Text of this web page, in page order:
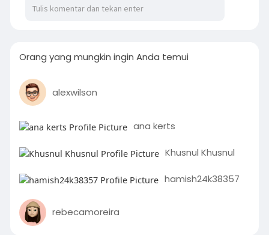
Orang yang mungkin ingin Anda temui
alexwilson
ana kerts
Khusnul Khusnul
hamish24k38357
rebecamoreira